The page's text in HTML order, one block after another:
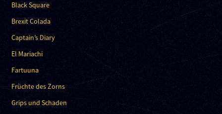
Black Square
Brexit Colada
Captain’s Diary
El Mariachi
Fartuuna
Früchte des Zorns
Grips und Schaden